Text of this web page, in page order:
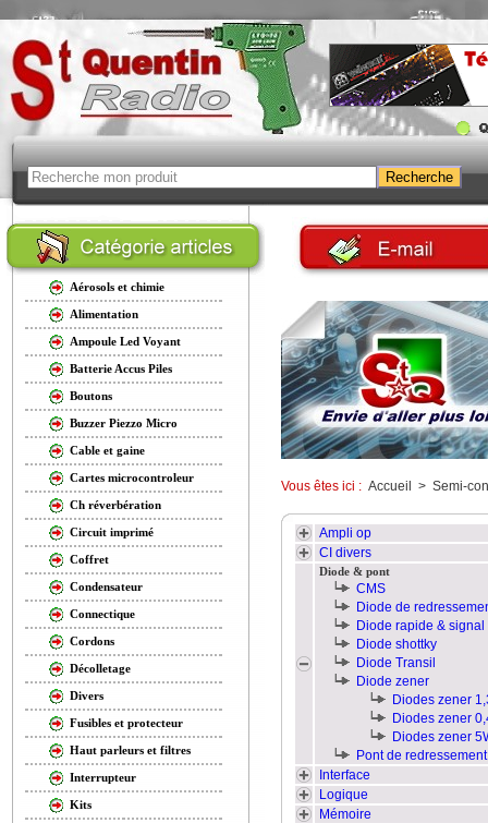
Aérosols et chimie
Alimentation
Ampoule Led Voyant
Batterie Accus Piles
Boutons
Buzzer Piezzo Micro
Cable et gaine
Cartes microcontroleur
Ch réverbération
Circuit imprimé
Coffret
Condensateur
Connectique
Cordons
Décolletage
Divers
Fusibles et protecteur
Haut parleurs et filtres
Interrupteur
Kits
Vous êtes ici : Accueil > Semi-
Ampli op
CI divers
Diode & pont
CMS
Diode de
Diode rapide & signal
Diode shottky
Diode Transil
Diode zener
Diodes zener
Diodes zener
Diodes zener
Pont de redressement
Interface
Logique
Mémoire